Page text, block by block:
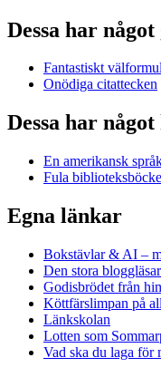
Dessa har
Fantastiskt
Onödiga citattecken
Dessa har
En amerikansk
Fula
Egna länkar
Bokstävlar & AI –
Den stora
Godisbrödet från
Köttfärslimpan på
Länkskolan
Lotten som
Vad ska du laga för